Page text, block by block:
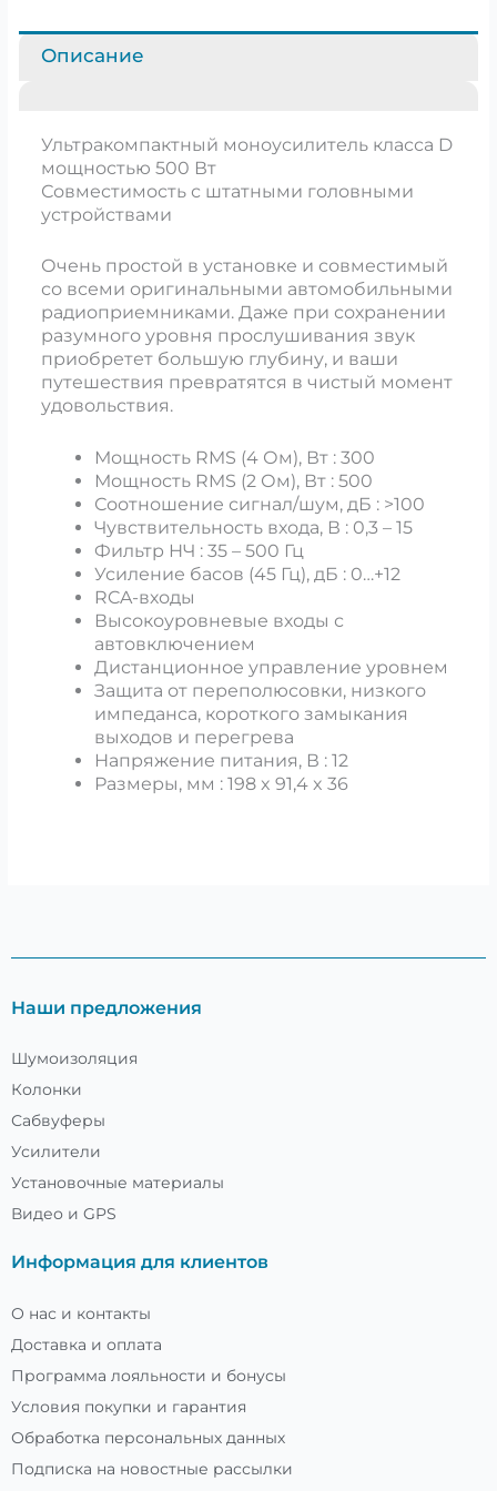
Описание
Ультракомпактный моноусилитель класса D
мощностью 500 Вт
Совместимость с штатными головными
устройствами
Очень простой в установке и совместимый
со всеми оригинальными автомобильными
радиоприемниками. Даже при сохранении
разумного уровня прослушивания звук
приобретет большую глубину, и ваши
путешествия превратятся в чистый момент
удовольствия.
Мощность RMS (4 Ом), Вт : 300
Мощность RMS (2 Ом), Вт : 500
Соотношение сигнал/шум, дБ : >100
Чувствительность входа, В : 0,3 – 15
Фильтр НЧ : 35 – 500 Гц
Усиление басов (45 Гц), дБ : 0…+12
RCA-входы
Высокоуровневые входы с
автовключением
Дистанционное управление уровнем
Защита от переполюсовки, низкого
импеданса, короткого замыкания
выходов и перегрева
Напряжение питания, В : 12
Размеры, мм : 198 x 91,4 x 36
Наши предложения
Шумоизоляция
Колонки
Сабвуферы
Усилители
Установочные материалы
Видео и GPS
Информация для клиентов
О нас и контакты
Доставка и оплата
Программа лояльности и бонусы
Условия покупки и гарантия
Обработка персональных данных
Подписка на новостные рассылки